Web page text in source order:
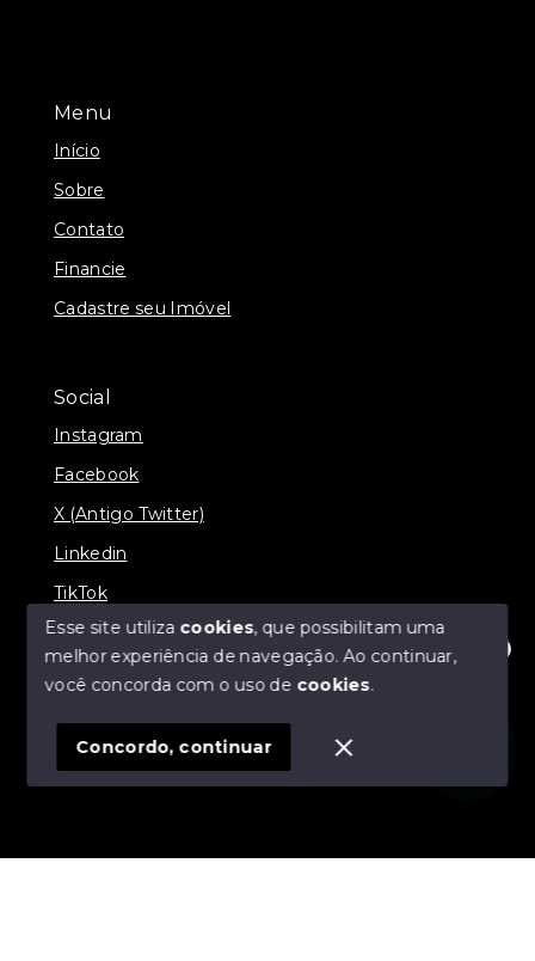
Olá! Estamos disponíveis para te ajudar.
Menu
Início
Sobre
Contato
Financie
Cadastre seu Imóvel
Social
Instagram
Facebook
X (Antigo Twitter)
Linkedin
TikTok
© Copyright 2026 - Nova Aliança Assessoria Imobiliária
SITE PARA IMOBILIARIA
Esse site utiliza cookies, que possibilitam uma
melhor experiência de navegação.Ao continuar,
você concorda com o uso de cookies.
Concordo, continuar